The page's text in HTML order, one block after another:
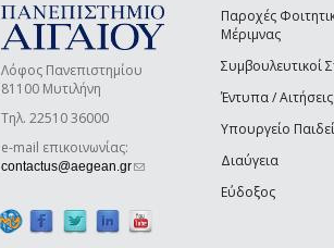
Λόφος Πανεπιστημίου
81100 Μυτιλήνη
Τηλ. 22510 36000
e-mail επικοινωνίας:
contactus@aegean.gr(link sends e-mail)
Παροχές
Μέριμνας
Συμβουλευτικοί
Έντυπα / Αιτήσεις
Υπουργείο
Διαύγεια
Εύδοξος